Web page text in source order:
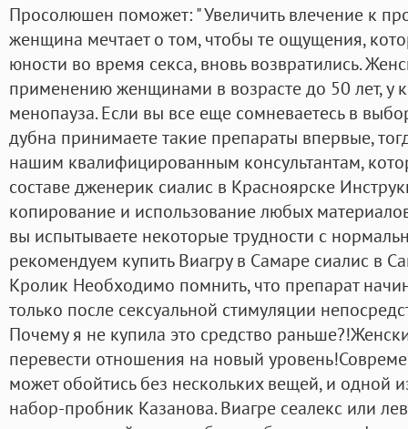
Просолюшен поможет: " Увеличить влечение к
женщина мечтает о том, чтобы те ощущения,
юности во время секса, вновь возвратились.
применению женщинами в возрасте до 50 лет, у
менопауза. Если вы все еще сомневаетесь в
дубна принимаете такие препараты впервые,
нашим квалифицированным консультантам,
составе дженерик сиалис в Красноярске
копирование и использование любых
вы испытываете некоторые трудности с
рекомендуем купить Виагру в Самаре сиалис в
Кролик Необходимо помнить, что препарат
только после сексуальной стимуляции
Почему я не купила это средство
перевести отношения на новый
может обойтись без нескольких вещей, и одной
набор-пробник Казанова. Виагре сеалекс или